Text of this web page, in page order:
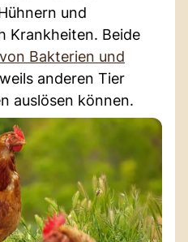
und
Krankheiten. Beide
Bakterien und
anderen Tier
auslösen können.